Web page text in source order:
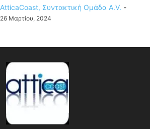
AtticaCoast, Συντακτική Ομάδα A.V. -
26 Μαρτίου, 2024